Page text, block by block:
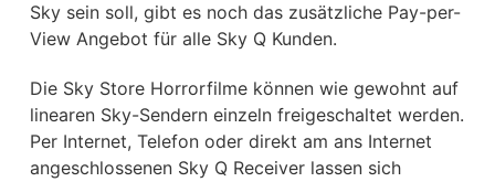
Sky sein soll, gibt es noch das zusätzliche Pay-per-
View Angebot für alle Sky Q Kunden.
Die Sky Store Horrorfilme können wie gewohnt auf
linearen Sky-Sendern einzeln freigeschaltet werden.
Per Internet, Telefon oder direkt am ans Internet
angeschlossenen Sky Q Receiver lassen sich